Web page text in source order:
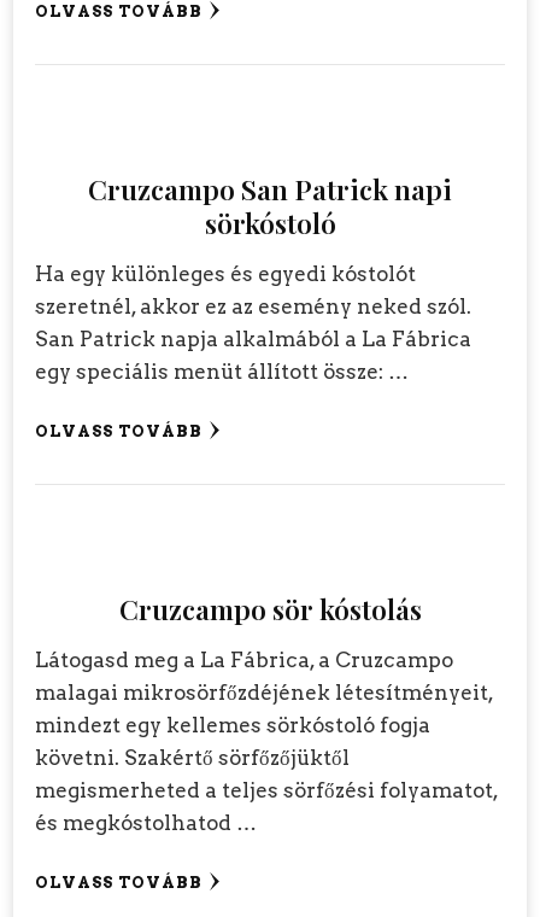
OLVASS TOVÁBB
Cruzcampo San Patrick napi
sörkóstoló
Ha egy különleges és egyedi kóstolót
szeretnél, akkor ez az esemény neked szól.
San Patrick napja alkalmából a La Fábrica
egy speciális menüt állított össze: …
OLVASS TOVÁBB
Cruzcampo sör kóstolás
Látogasd meg a La Fábrica, a Cruzcampo
malagai mikrosörfőzdéjének létesítményeit,
mindezt egy kellemes sörkóstoló fogja
követni. Szakértő sörfőzőjüktől
megismerheted a teljes sörfőzési folyamatot,
és megkóstolhatod …
OLVASS TOVÁBB